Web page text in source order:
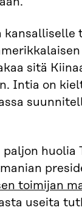
sitä
Intia on
huolia
toimijan
useita